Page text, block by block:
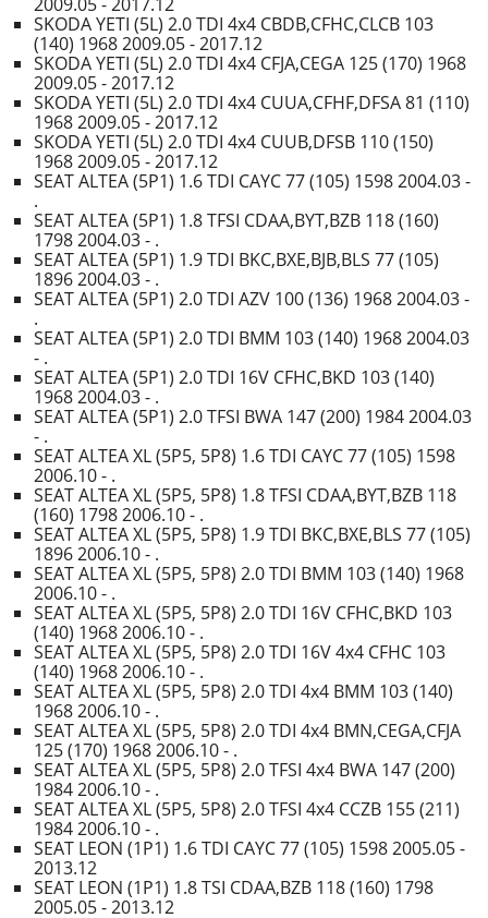
SKODA YETI (5L) 2.0 TDI 4x4 CBDB,CFHC,CLCB 103
(140) 1968 2009.05 - 2017.12
SKODA YETI (5L) 2.0 TDI 4x4 CFJA,CEGA 125 (170) 1968
2009.05 - 2017.12
SKODA YETI (5L) 2.0 TDI 4x4 CUUA,CFHF,DFSA 81 (110)
1968 2009.05 - 2017.12
SKODA YETI (5L) 2.0 TDI 4x4 CUUB,DFSB 110 (150)
1968 2009.05 - 2017.12
SEAT ALTEA (5P1) 1.6 TDI CAYC 77 (105) 1598 2004.03 -
.
SEAT ALTEA (5P1) 1.8 TFSI CDAA,BYT,BZB 118 (160)
1798 2004.03 - .
SEAT ALTEA (5P1) 1.9 TDI BKC,BXE,BJB,BLS 77 (105)
1896 2004.03 - .
SEAT ALTEA (5P1) 2.0 TDI AZV 100 (136) 1968 2004.03 -
.
SEAT ALTEA (5P1) 2.0 TDI BMM 103 (140) 1968 2004.03
- .
SEAT ALTEA (5P1) 2.0 TDI 16V CFHC,BKD 103 (140)
1968 2004.03 - .
SEAT ALTEA (5P1) 2.0 TFSI BWA 147 (200) 1984 2004.03
- .
SEAT ALTEA XL (5P5, 5P8) 1.6 TDI CAYC 77 (105) 1598
2006.10 - .
SEAT ALTEA XL (5P5, 5P8) 1.8 TFSI CDAA,BYT,BZB 118
(160) 1798 2006.10 - .
SEAT ALTEA XL (5P5, 5P8) 1.9 TDI BKC,BXE,BLS 77 (105)
1896 2006.10 - .
SEAT ALTEA XL (5P5, 5P8) 2.0 TDI BMM 103 (140) 1968
2006.10 - .
SEAT ALTEA XL (5P5, 5P8) 2.0 TDI 16V CFHC,BKD 103
(140) 1968 2006.10 - .
SEAT ALTEA XL (5P5, 5P8) 2.0 TDI 16V 4x4 CFHC 103
(140) 1968 2006.10 - .
SEAT ALTEA XL (5P5, 5P8) 2.0 TDI 4x4 BMM 103 (140)
1968 2006.10 - .
SEAT ALTEA XL (5P5, 5P8) 2.0 TDI 4x4 BMN,CEGA,CFJA
125 (170) 1968 2006.10 - .
SEAT ALTEA XL (5P5, 5P8) 2.0 TFSI 4x4 BWA 147 (200)
1984 2006.10 - .
SEAT ALTEA XL (5P5, 5P8) 2.0 TFSI 4x4 CCZB 155 (211)
1984 2006.10 - .
SEAT LEON (1P1) 1.6 TDI CAYC 77 (105) 1598 2005.05 -
2013.12
SEAT LEON (1P1) 1.8 TSI CDAA,BZB 118 (160) 1798
2005.05 - 2013.12